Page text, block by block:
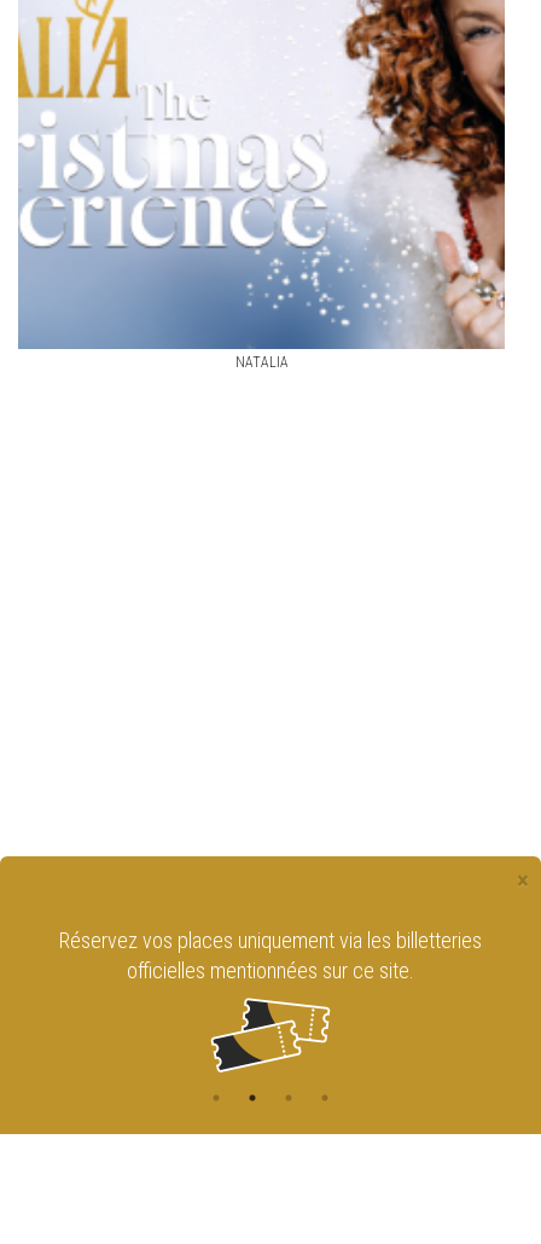
NATALIA
×
Réservez vos places uniquement via les billetteries
officielles mentionnées sur ce site.